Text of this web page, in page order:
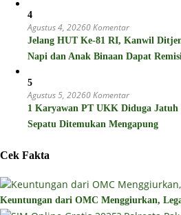
4
Agustus 4, 20260 Komentar
Jelang HUT Ke-81 RI, Kanwil
Napi dan Anak Binaan Dapat
5
Agustus 5, 20260 Komentar
1 Karyawan PT UKK Diduga
Sepatu Ditemukan Mengapung
Cek Fakta
Keuntungan dari OMC Menggiurkan,